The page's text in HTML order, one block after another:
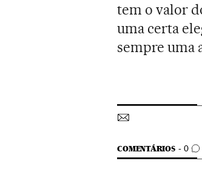
tem o valor
uma certa
sempre uma
COMENTÁRIOS 0
COMENTÁRIOS